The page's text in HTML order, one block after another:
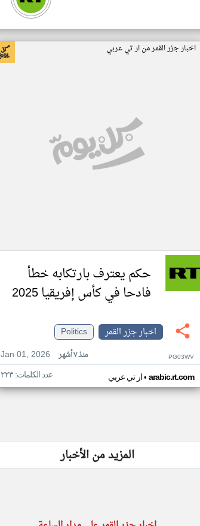
اخبار جزر القمر من ار تي عربي
حكم يعترف بارتكابه خطأ
فادحا في كأس إفريقيا 2025
اخبار جزر القمر
Politics
Jan 01, 2026
منذ ٧ أشهر PG03WV
ار تي عربي• arabic.rt.com عدد الكلمات: ٢٢٣
المزيد من الأخبار